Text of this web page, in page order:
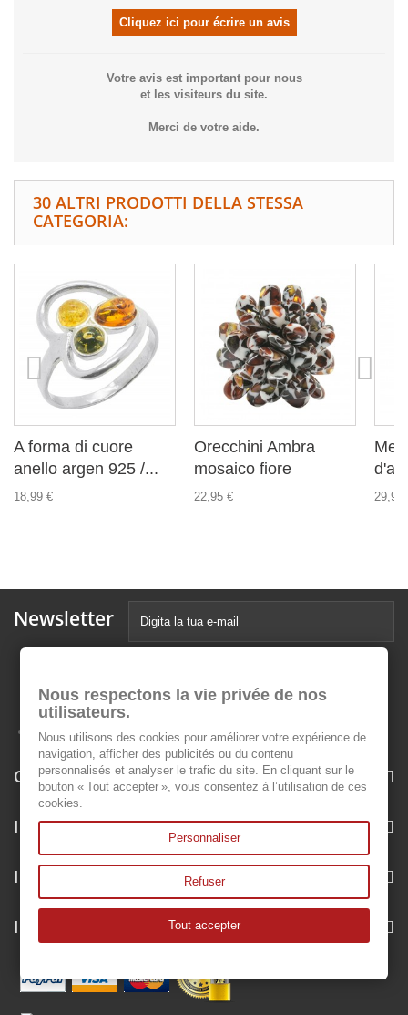
Cliquez ici pour écrire un avis
Votre avis est important pour nous
et les visiteurs du site.
Merci de votre aide.
30 ALTRI PRODOTTI DELLA STESSA
CATEGORIA:
A forma di cuore
anello argen 925 /...
18,99 €
Orecchini Ambra
mosaico fiore
22,95 € 29,99
Newsletter
Categorie
Informazioni
Il mio account
Informazioni negozio
Nous respectons la vie privée de nos
utilisateurs.
Nous utilisons des cookies pour améliorer votre expérience de
navigation, afficher des publicités ou du contenu
personnalisés et analyser le trafic du site. En cliquant sur le
bouton « Tout accepter », vous consentez à l’utilisation de ces
cookies.
Personnaliser
Refuser
Tout accepter